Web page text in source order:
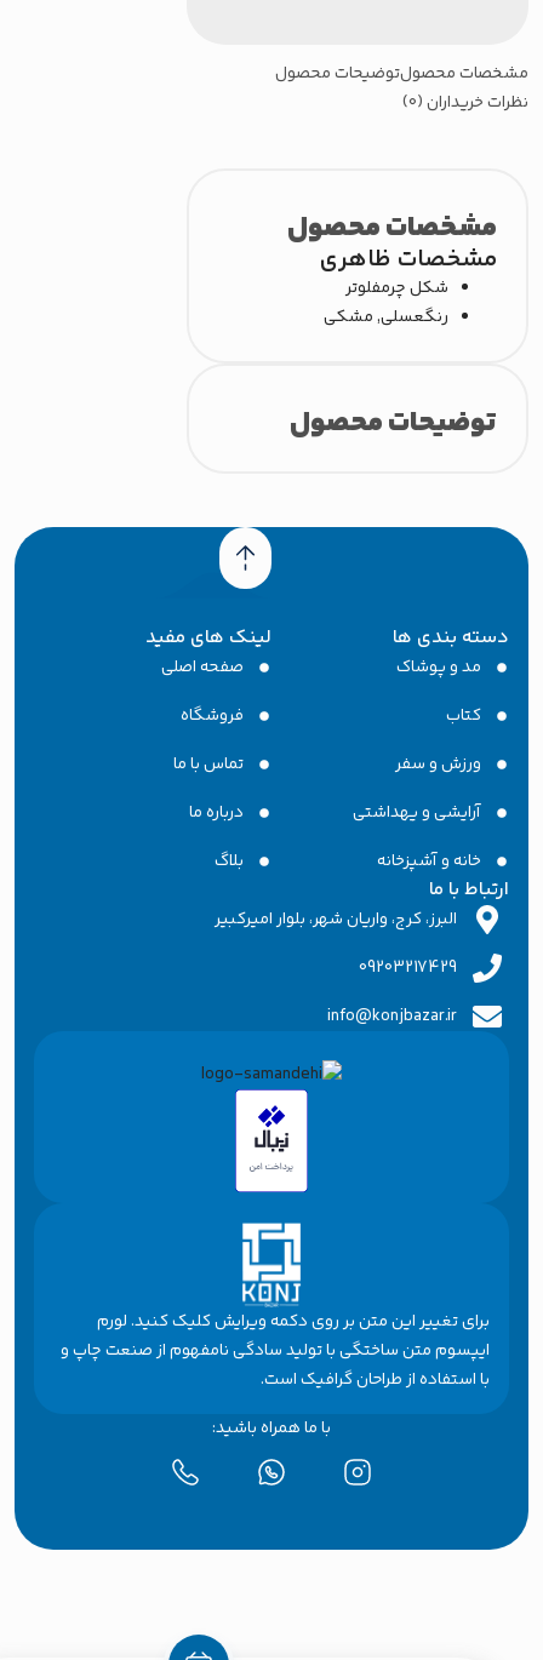
محصولتوضیحات محصول
خریداران (0)
مشخصات محصول
مشخصات ظاهری
شکل چرمفلوتر
رنگ عسلی, مشکی
توضیحات محصول
دسته بندی ها
مد و پوشاک
کتاب
ورزش و سفر
آرایشی و یهداشتی
خانه و آشپزخانه
لینک های مفید
صفحه اصلی
فروشگاه
تماس با ما
درباره ما
بلاگ
ارتباط با ما
البرز، کرج، واریان شهر، بلوار امیرکبیر
09203217429
info@konjbazar.ir
برای تغییر این متن بر روی دکمه ویرایش کلیک کنید. لورم
ایپسوم متن ساختگی با تولید سادگی نامفهوم از صنعت چاپ و
با استفاده از طراحان گرافیک است.
با ما همراه باشید: